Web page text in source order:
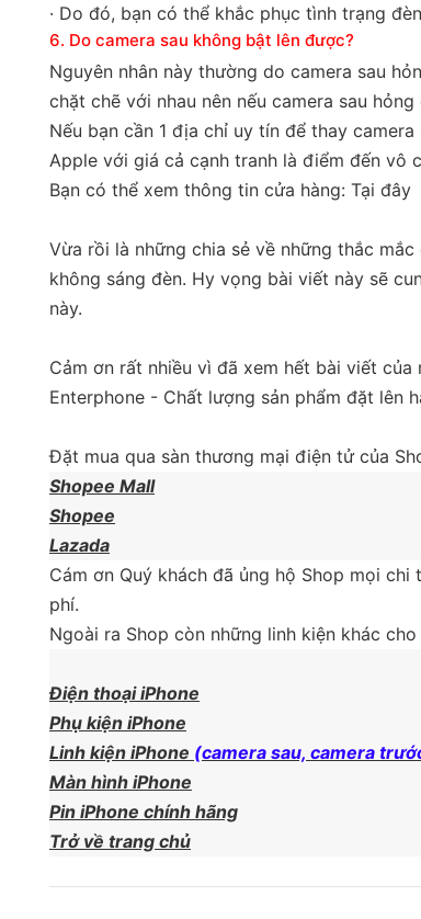
· Do đó, bạn có thể khắc phục tình trạng
6. Do camera sau không bật lên được?
Nguyên nhân này thường do camera sau
chặt chẽ với nhau nên nếu camera sau
Nếu bạn cần 1 địa chỉ uy tín để thay
Apple với giá cả cạnh tranh là điểm đến vô
Bạn có thể xem thông tin cửa hàng: Tại đây
Vừa rồi là những chia sẻ về những thắc
không sáng đèn. Hy vọng bài viết này sẽ
này.
Cảm ơn rất nhiều vì đã xem hết bài viết
Enterphone - Chất lượng sản phẩm đặt lên
Đặt mua qua sàn thương mại điện tử của
Shopee Mall
Shopee
Lazada
Cám ơn Quý khách đã ủng hộ Shop mọi
phí.
Ngoài ra Shop còn những linh kiện khác cho
Điện thoại iPhone
Phụ kiện iPhone
Linh kiện iPhone (camera sau, camera
Màn hình iPhone
Pin iPhone chính hãng
Trở về trang chủ